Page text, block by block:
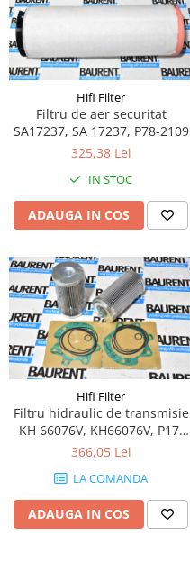
Roti non-marking
Piulite roata
Butuc roata
Anvelope
Roata transpaleta
Electromotoare
Pompa de apa
Radiator racire ulei hidraulic
Radiator apa
Bobina de pornire
Bobina de oprire
Bobina de acceleratie
Curea alternator - transmisie
Curea distributie
Esapament
Busoane - dopuri
Ventilatoare
Pompa de ulei
Piese Dana Spicer
Filtre Hifi
Piese Skyjack
Piese Bobcat
Piese Yale
Piese Hyster
Piese Parker
Piese Hyundai
Piese Terex
Piese Lombardini
Piese Linde
Piese Multitel
Piese Dieci
Piese Massey Ferguson
Piese Steyr
Piese Landini
Piese New Holland
Piese Takeuchi
Piese Kobelco
Hifi Filter
Filtru de aer securitat
SA17237, SA 17237, P78-2109
325,38 Lei
IN STOC
ADAUGA IN COS
Hifi Filter
Filtru hidraulic de transmisie
KH 66076V, KH66076V, P17-
9096, P56-0971
366,05 Lei
LA COMANDA
ADAUGA IN COS